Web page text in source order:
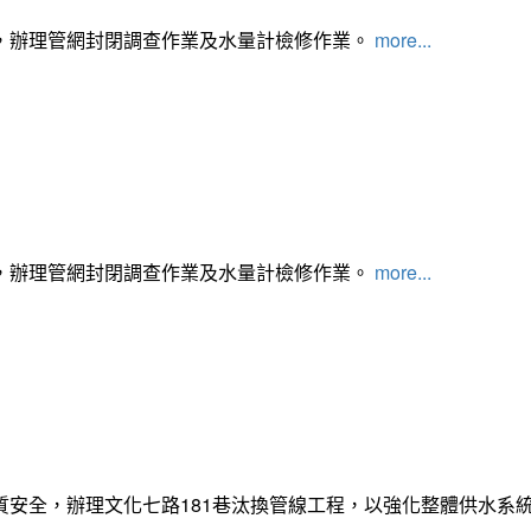
理管網封閉調查作業及水量計檢修作業。 more...
理管網封閉調查作業及水量計檢修作業。 more...
全，辦理文化七路181巷汰換管線工程，以強化整體供水